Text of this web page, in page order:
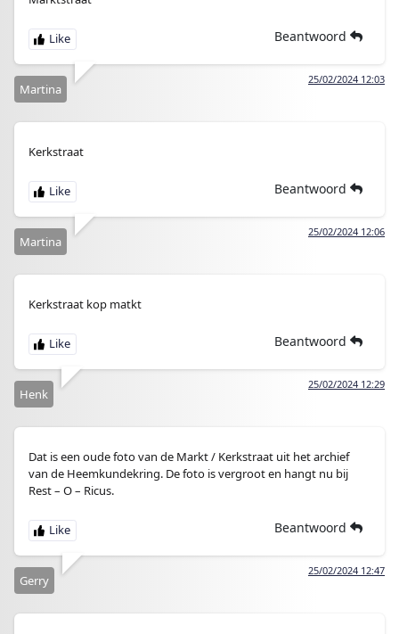
Beantwoord
25/02/2024 12:03
Martina
Kerkstraat
Beantwoord
25/02/2024 12:06
Martina
Kerkstraat kop matkt
Beantwoord
25/02/2024 12:29
Henk
Dat is een oude foto van de Markt / Kerkstraat uit het archief
van de Heemkundekring. De foto is vergroot en hangt nu bij
Rest – O – Ricus.
Beantwoord
25/02/2024 12:47
Gerry